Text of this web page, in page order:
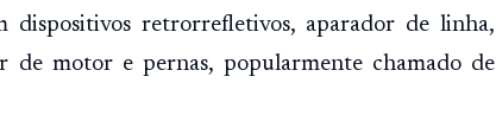
dispositivos retrorrefletivos, aparador de linha,
de motor e pernas, popularmente chamado de